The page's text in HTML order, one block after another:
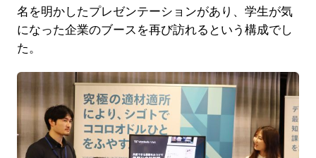
名を明かしたプレゼンテーションがあり、学生が気
になった企業のブースを再び訪れるという構成でし
た。